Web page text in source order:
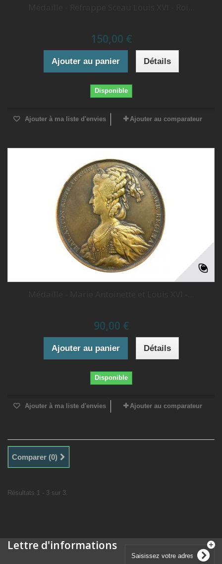
150,00 €
Ajouter au panier Détails
Disponible
Ajouter à ma liste d'envies Ajouter au comparateur
90,00 €
Ajouter au panier Détails
Disponible
Ajouter à ma liste d'envies Ajouter au comparateur
Comparer (0)
Résultats 1 - 3 sur 3.
Lettre d'informations